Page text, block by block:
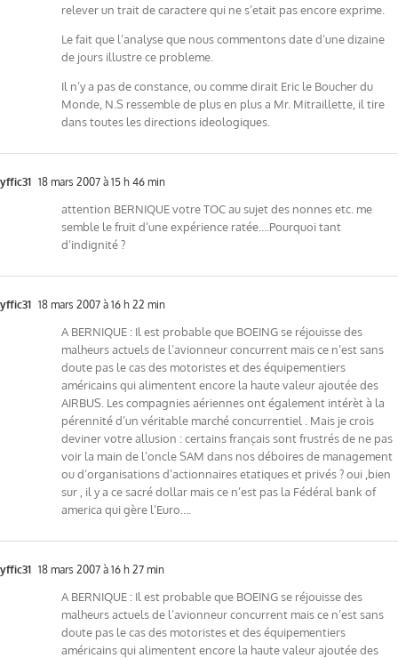
relever un trait de caractere qui ne s’etait pas encore exprime.
Le fait que l’analyse que nous commentons date d’une dizaine
de jours illustre ce probleme.
Il n’y a pas de constance, ou comme dirait Eric le Boucher du
Monde, N.S ressemble de plus en plus a Mr. Mitraillette, il tire
dans toutes les directions ideologiques.
yffic31 18 mars 2007 à 15 h 46 min
attention BERNIQUE votre TOC au sujet des nonnes etc. me
semble le fruit d’une expérience ratée….Pourquoi tant
d’indignité ?
yffic31 18 mars 2007 à 16 h 22 min
A BERNIQUE : Il est probable que BOEING se réjouisse des
malheurs actuels de l’avionneur concurrent mais ce n’est sans
doute pas le cas des motoristes et des équipementiers
américains qui alimentent encore la haute valeur ajoutée des
AIRBUS. Les compagnies aériennes ont également intérèt à la
pérennité d’un véritable marché concurrentiel . Mais je crois
deviner votre allusion : certains français sont frustrés de ne pas
voir la main de l’oncle SAM dans nos déboires de management
ou d’organisations d’actionnaires etatiques et privés ? oui ,bien
sur , il y a ce sacré dollar mais ce n’est pas la Fédéral bank of
america qui gère l’Euro….
yffic31 18 mars 2007 à 16 h 27 min
A BERNIQUE : Il est probable que BOEING se réjouisse des
malheurs actuels de l’avionneur concurrent mais ce n’est sans
doute pas le cas des motoristes et des équipementiers
américains qui alimentent encore la haute valeur ajoutée des